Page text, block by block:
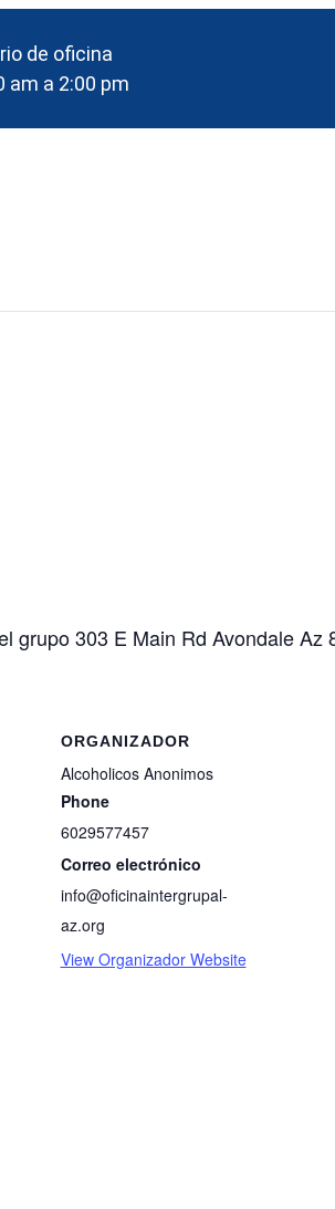
de oficina
am a 2:00 pm
grupo 303 E Main Rd Avondale Az
ORGANIZADOR
Alcoholicos Anonimos
Phone
6029577457
Correo electrónico
info@oficinaintergrupal-
az.org
View Organizador Website